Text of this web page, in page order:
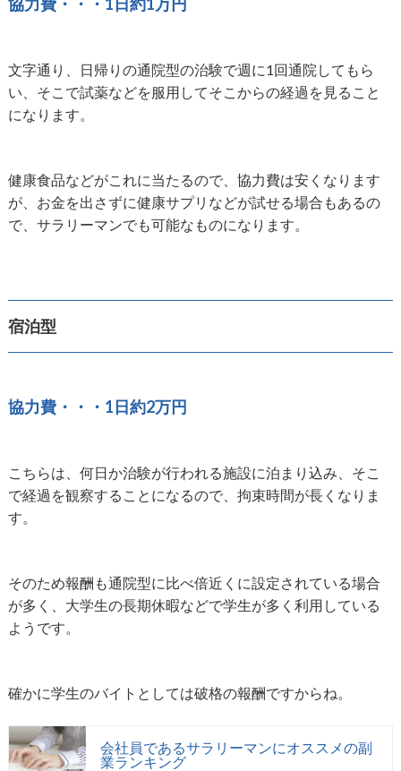
文字通り、日帰りの通院型の治験で週に1回通院してもら
い、そこで試薬などを服用してそこからの経過を見ること
になります。
健康食品などがこれに当たるので、協力費は安くなります
が、お金を出さずに健康サプリなどが試せる場合もあるの
で、サラリーマンでも可能なものになります。
宿泊型
協力費・・・1日約2万円
こちらは、何日か治験が行われる施設に泊まり込み、そこ
で経過を観察することになるので、拘束時間が長くなりま
す。
そのため報酬も通院型に比べ倍近くに設定されている場合
が多く、大学生の長期休暇などで学生が多く利用している
ようです。
確かに学生のバイトとしては破格の報酬ですからね。
会社員であるサラリーマンにオススメの副
業ランキング